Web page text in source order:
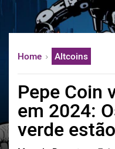
italiano
deutsch
中文
한국어
العربية
ไทย
Home Altcoins
Pepe Coin
em 2024:
verde